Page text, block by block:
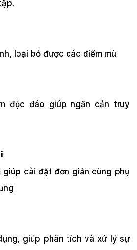
loại bỏ được các điểm mù
độc đáo giúp ngăn cản truy
giúp cài đặt đơn giản cùng phụ
giúp phân tích và xử lý sự